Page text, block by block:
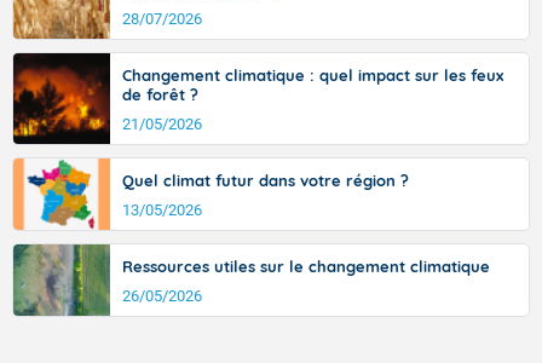
28/07/2026
Changement climatique : quel impact sur les feux
de forêt ?
21/05/2026
Quel climat futur dans votre région ?
13/05/2026
Ressources utiles sur le changement climatique
26/05/2026